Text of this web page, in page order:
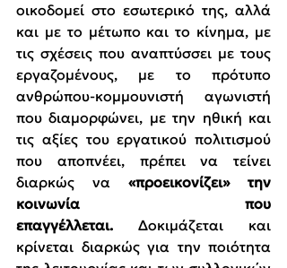
οικοδομεί στο εσωτερικό της, αλλά
και με το μέτωπο και το κίνημα, με
τις σχέσεις που αναπτύσσει με τους
εργαζομένους, με το πρότυπο
ανθρώπου-κομμουνιστή αγωνιστή
που διαμορφώνει, με την ηθική και
τις αξίες του εργατικού πολιτισμού
που αποπνέει, πρέπει να τείνει
διαρκώς να «προεικονίζει» την
κοινωνία που
επαγγέλλεται. Δοκιμάζεται και
κρίνεται διαρκώς για την ποιότητα